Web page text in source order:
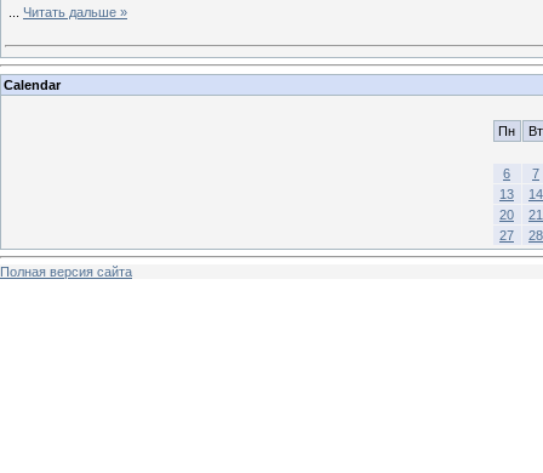
Читать дальше »
Calendar
Пн Вт
6
7
13
14
20
21
27
28
Полная версия сайта